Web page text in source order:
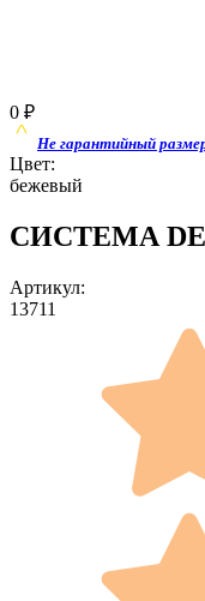
0 ₽
Не гарантийный
Цвет:
бежевый
СИСТЕМА
Артикул:
13711